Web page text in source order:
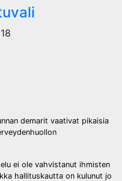
demarit vaativat pikaisia
ei ole vahvistanut ihmisten
hallituskautta on kulunut jo